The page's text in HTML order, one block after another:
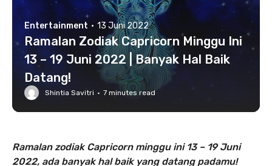
Entertainment · 13 Juni 2022
Ramalan Zodiak Capricorn Minggu Ini
13 – 19 Juni 2022 | Banyak Hal Baik
Datang!
Shintia Savitri · 7 minutes read
Ramalan zodiak Capricorn minggu ini 13 – 19 Juni
2022, ada banyak hal baik yang datang padamu!